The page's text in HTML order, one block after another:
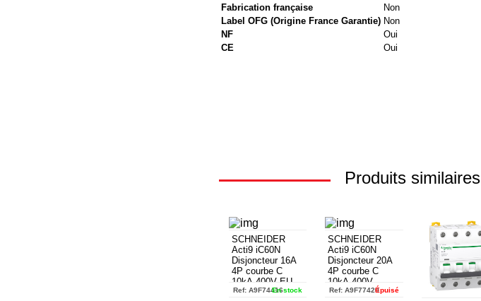
Fabrication française
Non
Label OFG (Origine France Garantie) Non
NF
Oui
CE
Oui
Produits similaires
SCHNEIDER
Acti9 iC60N
Disjoncteur 16A
4P courbe C
10kA 400V EU -
A9F74416
Ref: A9F74416En stock
SCHNEIDER
Acti9 iC60N
Disjoncteur 20A
4P courbe C
10kA 400V -
A9F77420
Ref:A9F77420Épuisé